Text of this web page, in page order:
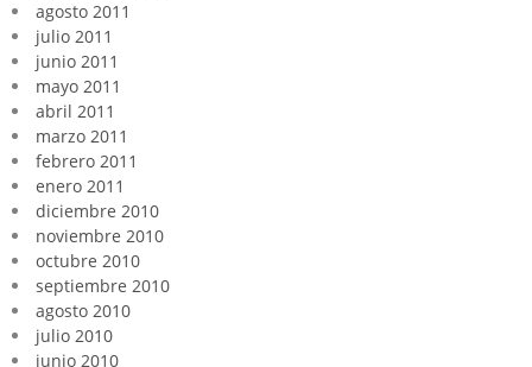
agosto 2011
julio 2011
junio 2011
mayo 2011
abril 2011
marzo 2011
febrero 2011
enero 2011
diciembre 2010
noviembre 2010
octubre 2010
septiembre 2010
agosto 2010
julio 2010
junio 2010